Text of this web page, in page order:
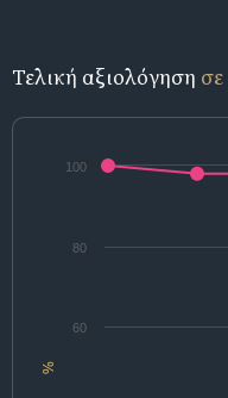
Τελική αξιολόγηση
%
60
80
100